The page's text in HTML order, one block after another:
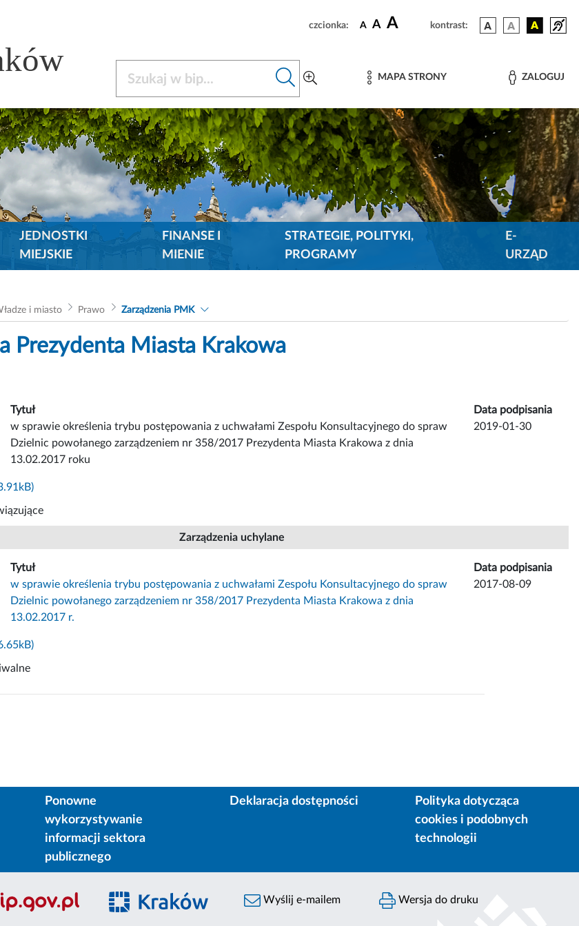
czcionka: A A A kontrast:
MAPA STRONY ZALOGUJ
JEDNOSTKI
MIEJSKIE
FINANSE I
MIENIE
STRATEGIE, POLITYKI,
PROGRAMY
E-
URZĄD
i miasto Prawo Zarządzenia PMK
Prezydenta Miasta Krakowa
Tytuł
Data podpisania
w sprawie określenia trybu postępowania z uchwałami Zespołu Konsultacyjnego do spraw
Dzielnic powołanego zarządzeniem nr 358/2017 Prezydenta Miasta Krakowa z dnia
13.02.2017 roku
2019-01-30
Zarządzenia uchylane
Tytuł
Data podpisania
w sprawie określenia trybu postępowania z uchwałami Zespołu Konsultacyjnego do spraw
Dzielnic powołanego zarządzeniem nr 358/2017 Prezydenta Miasta Krakowa z dnia
13.02.2017 r.
2017-08-09
Ponowne
wykorzystywanie
informacji sektora
publicznego
Deklaracja dostępności
Polityka dotycząca
cookies i podobnych
technologii
Wyślij e-mailem Wersja do druku